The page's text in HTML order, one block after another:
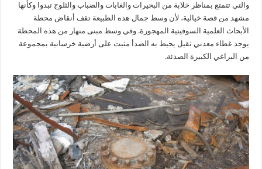
والتي تتمتع بمناظر خلابة من البحيرات والغابات والضباب والثلوج تبدوا وكأنها
مشهد من قصة خيالية، لأن وسط جمال هذه الطبيعة تقف أنقاض محطة
الأبحاث العلمية السوفيتية المهجورة. وفي وسط مبنى منهار من هذه المحطة
يوجد غطاء معدني ثقيل يحيط به الصدأ مثبت على أرضية خرسانية بمجموعة
من البراغي الكبيرة الصدئة.